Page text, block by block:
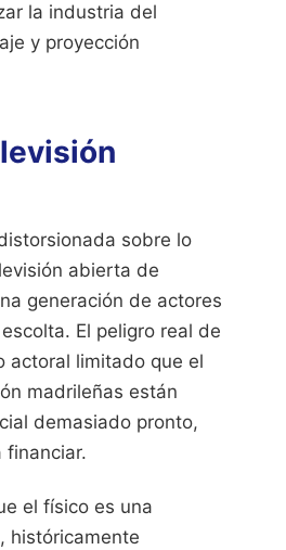
la industria del
y proyección
sobre lo
abierta de
generación de actores
El peligro real de
actoral limitado que el
madrileñas están
demasiado pronto,
el físico es una
históricamente